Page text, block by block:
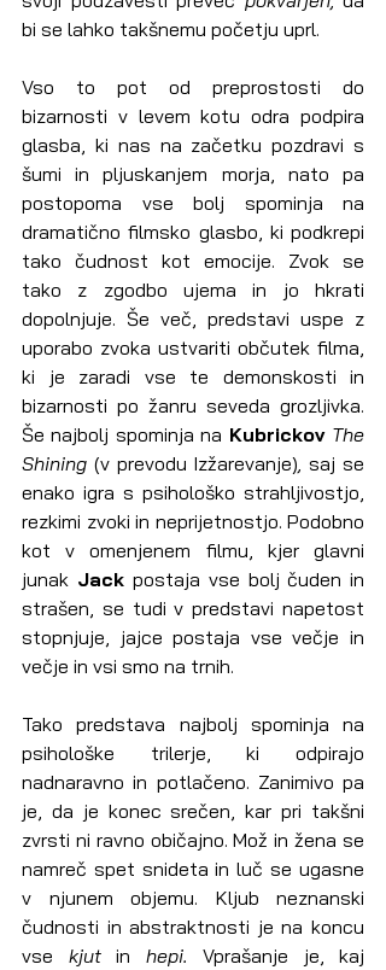
bi se lahko takšnemu početju uprl.
Vso to pot od preprostosti do
bizarnosti v levem kotu odra podpira
glasba, ki nas na začetku pozdravi s
šumi in pljuskanjem morja, nato pa
postopoma vse bolj spominja na
dramatično filmsko glasbo, ki podkrepi
tako čudnost kot emocije. Zvok se
tako z zgodbo ujema in jo hkrati
dopolnjuje. Še več, predstavi uspe z
uporabo zvoka ustvariti občutek filma,
ki je zaradi vse te demonskosti in
bizarnosti po žanru seveda grozljivka.
Še najbolj spominja na Kubrickov The
Shining (v prevodu Izžarevanje), saj se
enako igra s psihološko strahljivostjo,
rezkimi zvoki in neprijetnostjo. Podobno
kot v omenjenem filmu, kjer glavni
junak Jack postaja vse bolj čuden in
strašen, se tudi v predstavi napetost
stopnjuje, jajce postaja vse večje in
večje in vsi smo na trnih.
Tako predstava najbolj spominja na
psihološke trilerje, ki odpirajo
nadnaravno in potlačeno. Zanimivo pa
je, da je konec srečen, kar pri takšni
zvrsti ni ravno običajno. Mož in žena se
namreč spet snideta in luč se ugasne
v njunem objemu. Kljub neznanski
čudnosti in abstraktnosti je na koncu
vse kjut in hepi. Vprašanje je, kaj